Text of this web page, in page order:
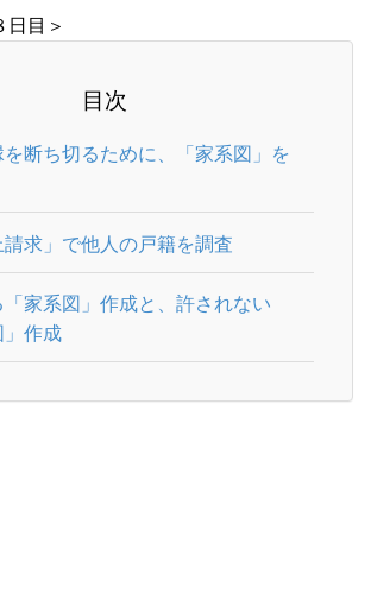
日目＞
目次
断ち切るために、「家系図」を
請求」で他人の戸籍を調査
家系図」作成と、許されない
」作成